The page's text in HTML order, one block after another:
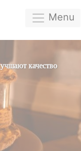
Menu
качество